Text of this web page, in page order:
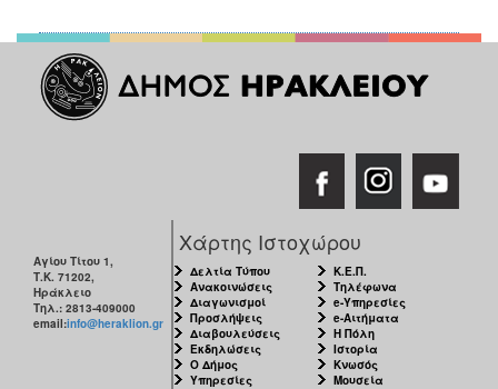
Αγίου Τίτου 1,
Τ.Κ. 71202,
Ηράκλειο
Τηλ.: 2813-409000
email:info@heraklion.gr
Χάρτης Ιστοχώρου
Δελτία Τύπου
Ανακοινώσεις
Διαγωνισμοί
Προσλήψεις
Διαβουλεύσεις
Εκδηλώσεις
Ο Δήμος
Υπηρεσίες
Κ.Ε.Π.
Τηλέφωνα
e-Υπηρεσίες
e-Αιτήματα
Η Πόλη
Ιστορία
Κνωσός
Μουσεία